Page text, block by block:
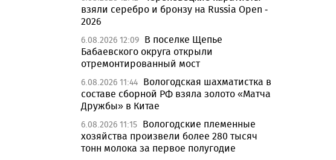
взяли серебро и бронзу на Russia Open -
2026
6.08.2026 12:09 В поселке Щепье
Бабаевского округа открыли
отремонтированный мост
6.08.2026 11:44 Вологодская шахматистка в
составе сборной РФ взяла золото «Матча
Дружбы» в Китае
6.08.2026 11:15 Вологодские племенные
хозяйства произвели более 280 тысяч
тонн молока за первое полугодие